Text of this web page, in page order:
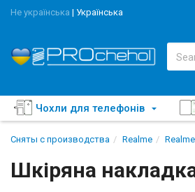
Не українська | Українська
Чохли для телефонів
Сняты с производства Realme
Шкіряна